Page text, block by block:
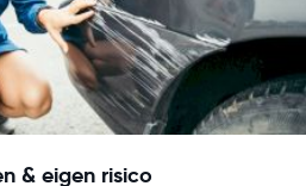
& eigen risico